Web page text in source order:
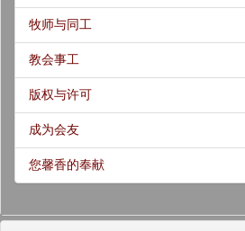
牧师与同工
教会事工
版权与许可
成为会友
您馨香的奉献